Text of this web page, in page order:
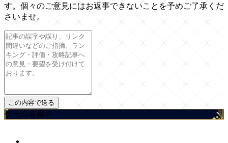
す。個々のご意見にはお返事できないことを予めご了承くだ
さいませ。
ゲームを探す